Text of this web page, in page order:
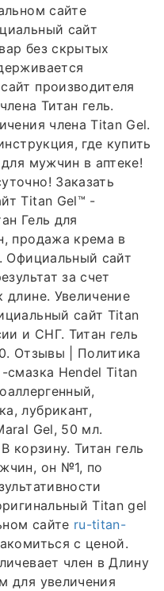
сайте
сайт
без скрытых
производителя
Титан гель.
члена Titan Gel.
где купить
мужчин в аптеке!
Заказать
Titan Gel™ -
Гель для
продажа крема в
Официальный сайт
за счет
длине. Увеличение
сайт Titan
и СНГ. Титан гель
Отзывы | Политика
смазка Hendel Titan
лубрикант,
Gel, 50 мл.
корзину. Титан гель
он №1, по
Titan gel
сайте ru-titan-
с ценой.
член в Длину
для увеличения